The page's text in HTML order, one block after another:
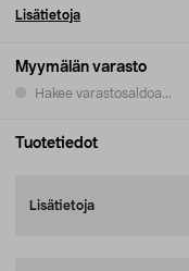
Myymälän varasto
Hakee varastosaldoa...
Lisätietoja
Tuotetiedot
Lisätietoja